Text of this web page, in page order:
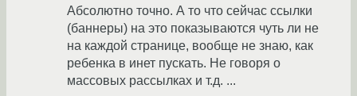
Абсолютно точно. А то что сейчас ссылки
(баннеры) на это показываются чуть ли не
на каждой странице, вообще не знаю, как
ребенка в инет пускать. Не говоря о
массовых рассылках и т.д. ...